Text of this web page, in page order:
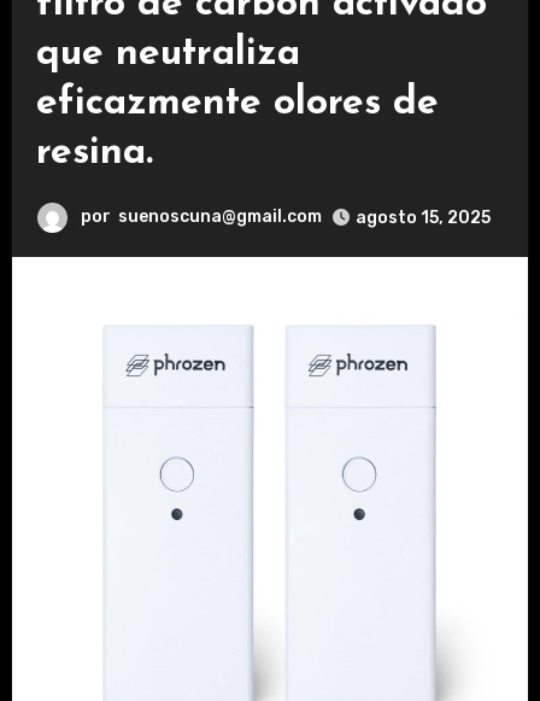
que neutraliza
eficazmente olores de
resina.
por suenoscuna@gmail.com agosto 15, 2025